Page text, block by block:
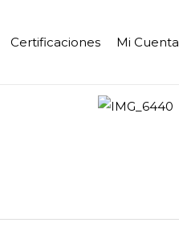
Certificaciones Mi Cuenta